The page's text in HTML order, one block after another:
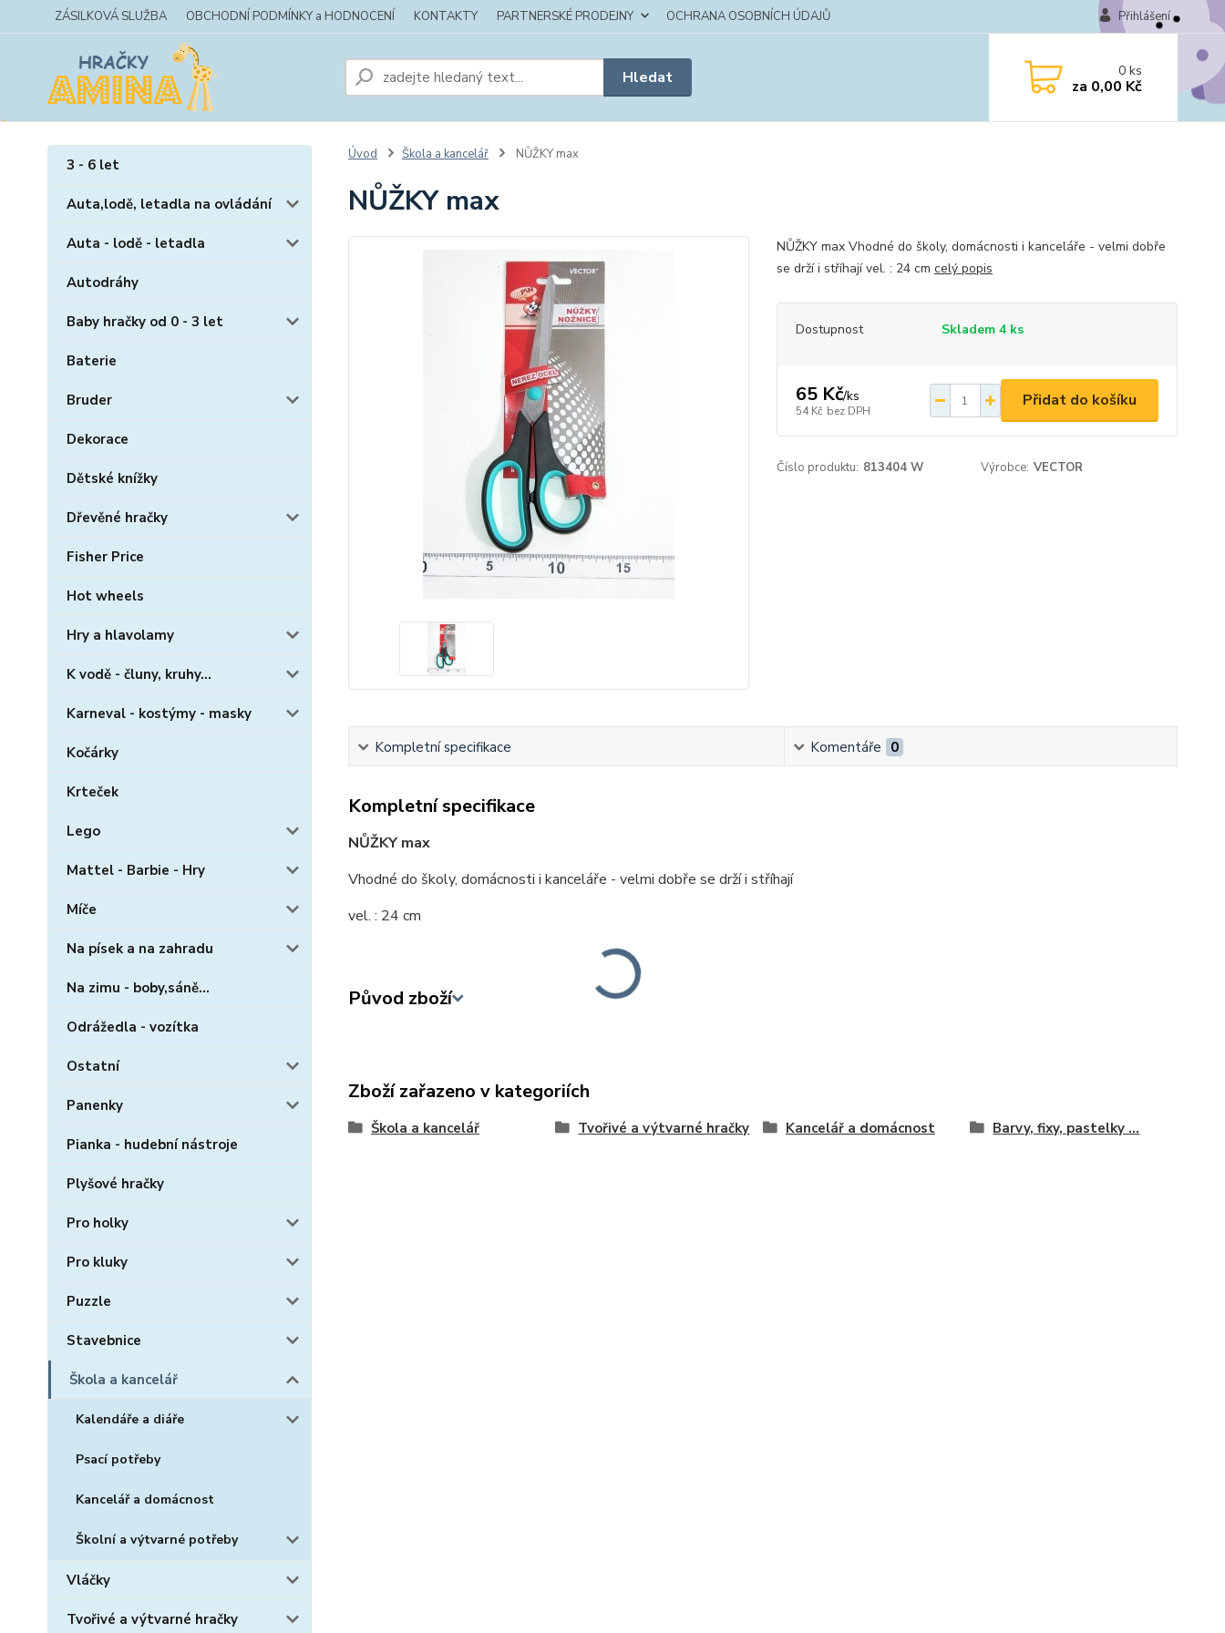
ZÁSILKOVÁ SLUŽBA OBCHODNÍ PODMÍNKY a HODNOCENÍ KONTAKTY PARTNERSKÉ PRODEJNY OCHRANA OSOBNÍCH ÚDAJŮ Přihlášení
Hledat 0ks
za 0,00 Kč
3 - 6 let
Auta,lodě, letadla na ovládání
Auta - lodě - letadla
Autodráhy
Baby hračky od 0 - 3 let
Baterie
Bruder
Dekorace
Dětské knížky
Dřevěné hračky
Fisher Price
Hot wheels
Hry a hlavolamy
K vodě - čluny, kruhy...
Karneval - kostýmy - masky
Kočárky
Krteček
Lego
Mattel - Barbie - Hry
Míče
Na písek a na zahradu
Na zimu - boby,sáně...
Odrážedla - vozítka
Ostatní
Panenky
Pianka - hudební nástroje
Plyšové hračky
Pro holky
Pro kluky
Puzzle
Stavebnice
Škola a kancelář
Kalendáře a diáře
Psací potřeby
Kancelář a domácnost
Školní a výtvarné potřeby
Vláčky
Tvořivé a výtvarné hračky
Úvod Škola a kancelář NŮŽKY max
NŮŽKY max
NŮŽKY max Vhodné do školy, domácnosti i kanceláře - velmi dobře
se drží i stříhají vel. : 24 cm celý popis
Dostupnost Skladem 4 ks
65 Kč/ks
54 Kč bez DPH
Přidat do košíku
Číslo produktu: 813404 W Výrobce: VECTOR
Kompletní specifikace Komentáře 0
Kompletní specifikace
NŮŽKY max
Vhodné do školy, domácnosti i kanceláře - velmi dobře se drží i stříhají
vel. : 24 cm
Původ zboží
Zboží zařazeno v kategoriích
Škola a kancelář Tvořivé a výtvarné hračky Kancelář a domácnost Barvy, fixy, pastelky ...